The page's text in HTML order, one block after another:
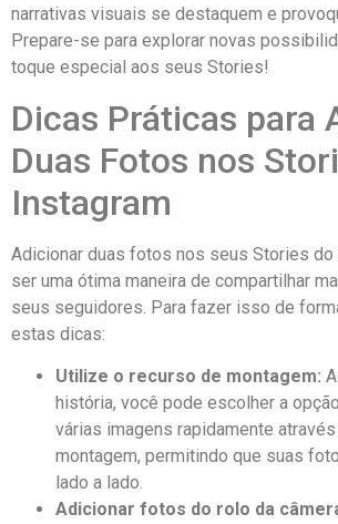
narrativas visuais‌ se destaquem e
Prepare-se para explorar novas
toque especial ‌aos seus ⁣Stories!
Dicas Práticas para
‌Duas Fotos ‍nos
Instagram
Adicionar duas fotos nos seus ​Stories do‌
⁣ser uma⁢ ótima maneira de​ compartilhar
seus​ seguidores. ⁢Para fazer isso‍ de
estas dicas:
Utilize‌ o ‌recurso​ de montagem:
história, você⁣ pode escolher a
várias⁣ imagens rapidamente
montagem, permitindo que ⁤suas
lado a‌ lado.
Adicionar fotos ​do rolo da